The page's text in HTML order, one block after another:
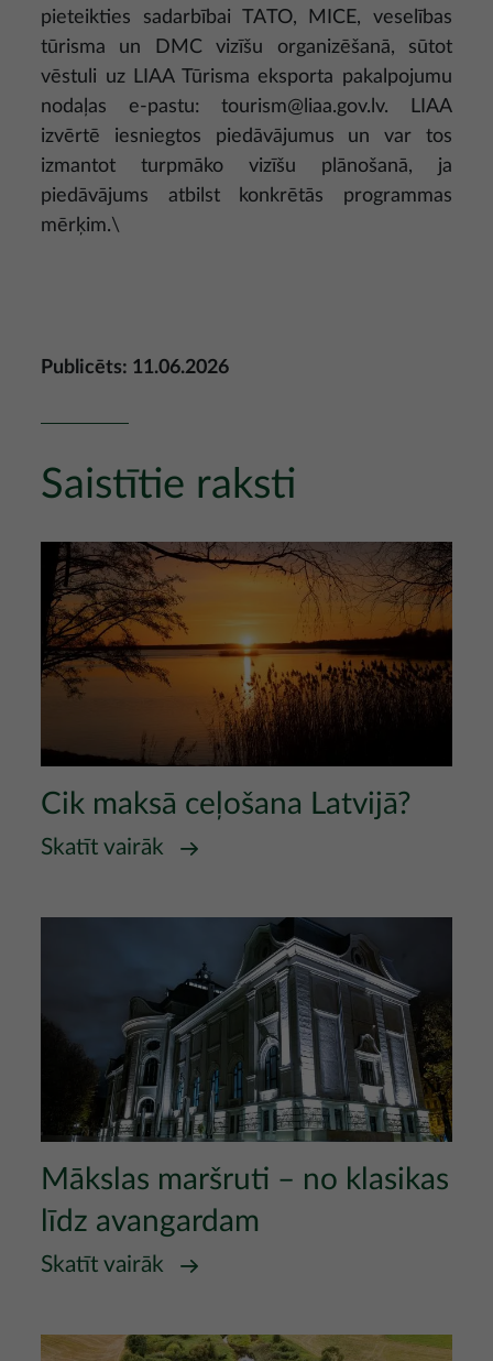
pieteikties sadarbībai TATO, MICE, veselības
tūrisma un DMC vizīšu organizēšanā, sūtot
vēstuli uz LIAA Tūrisma eksporta pakalpojumu
nodaļas e-pastu:tourism@liaa.gov.lv. LIAA
izvērtē iesniegtos piedāvājumus un var tos
izmantot turpmāko vizīšu plānošanā, ja
piedāvājums atbilst konkrētās programmas
mērķim.\
Publicēts: 11.06.2026
Saistītie raksti
Attēls
Cik maksā ceļošana Latvijā?
Skatīt vairāk
Mākslas maršruti – no klasikas
līdz avangardam
Skatīt vairāk
Attēls